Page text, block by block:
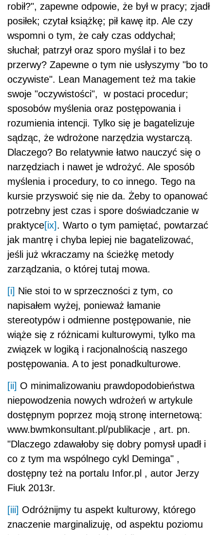
robił?", zapewne odpowie, że był w pracy; zjadł
posiłek; czytał książkę; pił kawę itp. Ale czy
wspomni o tym, że cały czas oddychał;
słuchał; patrzył oraz sporo myślał i to bez
przerwy? Zapewne o tym nie usłyszymy "bo to
oczywiste". Lean Management też ma takie
swoje "oczywistości", w postaci procedur;
sposobów myślenia oraz postępowania i
rozumienia intencji. Tylko się je bagatelizuje
sądząc, że wdrożone narzędzia wystarczą.
Dlaczego? Bo relatywnie łatwo nauczyć się o
narzędziach i nawet je wdrożyć. Ale sposób
myślenia i procedury, to co innego. Tego na
kursie przyswoić się nie da. Żeby to opanować
potrzebny jest czas i spore doświadczanie w
praktyce[ix]. Warto o tym pamiętać, powtarzać
jak mantrę i chyba lepiej nie bagatelizować,
jeśli już wkraczamy na ścieżkę metody
zarządzania, o której tutaj mowa.
[i] Nie stoi to w sprzeczności z tym, co
napisałem wyżej, ponieważ łamanie
stereotypów i odmienne postępowanie, nie
wiąże się z różnicami kulturowymi, tylko ma
związek w logiką i racjonalnością naszego
postępowania. A to jest ponadkulturowe.
[ii] O minimalizowaniu prawdopodobieństwa
niepowodzenia nowych wdrożeń w artykule
dostępnym poprzez moją stronę internetową:
www.bwmkonsultant.pl/publikacje , art. pn.
"Dlaczego zdawałoby się dobry pomysł upadł i
co z tym ma wspólnego cykl Deminga" ,
dostępny też na portalu Infor.pl , autor Jerzy
Fiuk 2013r.
[iii] Odróżnijmy tu aspekt kulturowy, którego
znaczenie marginalizuję, od aspektu poziomu